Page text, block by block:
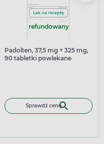
refundowany
Padolten, 37,5 mg + 325 mg,
90 tabletki powlekane
Sprawdź cenę